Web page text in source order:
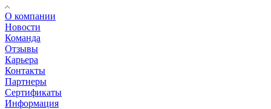
О компании
Новости
Команда
Отзывы
Карьера
Контакты
Партнеры
Сертификаты
Информация